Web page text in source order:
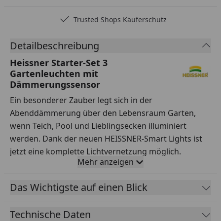
Trusted Shops Käuferschutz
Detailbeschreibung
Heissner Starter-Set 3
Gartenleuchten mit
Dämmerungssensor
Ein besonderer Zauber legt sich in der
Abenddämmerung über den Lebensraum Garten,
wenn Teich, Pool und Lieblingsecken illuminiert
werden. Dank der neuen HEISSNER-Smart Lights ist
jetzt eine komplette Lichtvernetzung möglich.
Das gesamte Lichtkonzept, egal ob unter oder über
Wasser kann einfach, dank dem 3m Anschlusskabel,
über welche jede Leuchte verfügt, miteinander
Mehr anzeigen
Das Wichtigste auf einen Blick
Technische Daten